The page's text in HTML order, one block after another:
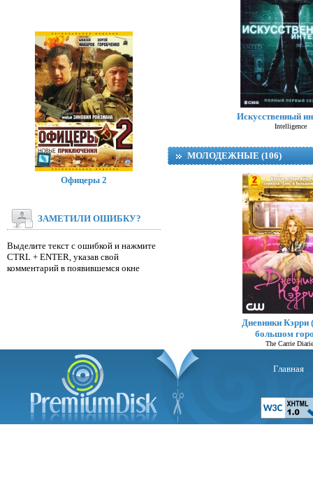
Искусственный
Intelligence
МОЛОДЕЖНЫЕ (106)
Дневники Кэрри
большом
The Carrie
Офицеры 2
ЗАМЕТИЛИ ОШИБКУ?
Выделите текст с ошибкой и нажмите
CTRL + ENTER, указав свой
комментарий в появившемся окне
Главная